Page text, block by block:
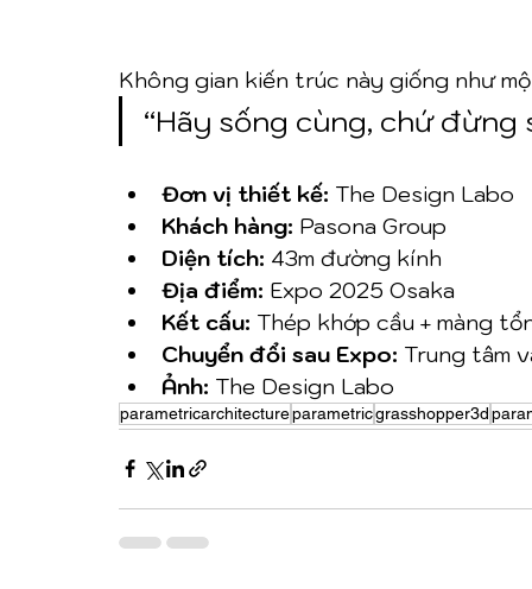
Không gian kiến trúc này giống như
“Hãy sống cùng, chứ đừng
Đơn vị thiết kế: The Design Labo
Khách hàng: Pasona Group
Diện tích: 43m đường kính
Địa điểm: Expo 2025 Osaka
Kết cấu: Thép khớp cầu + màng
Chuyển đổi sau Expo: Trung tâm
Ảnh: The Design Labo
parametricarchitectureparametricgrasshopper3d